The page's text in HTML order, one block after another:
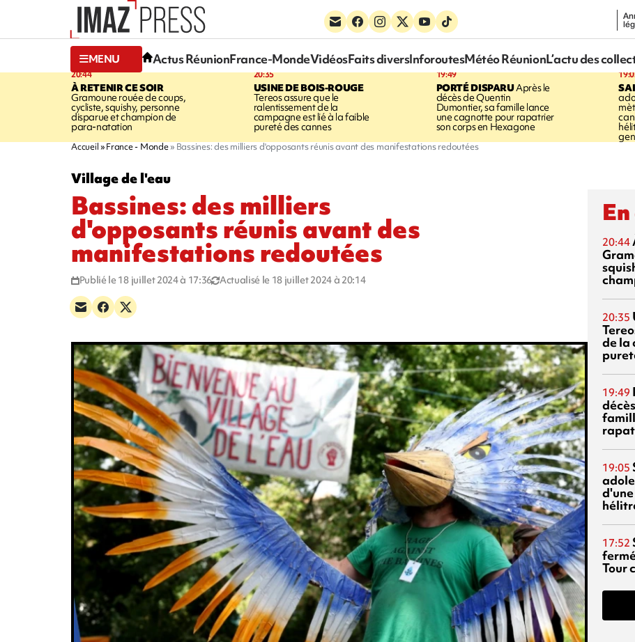
MENU Actus RéunionFrance-MondeVidéosFaits diversInforoutesMétéo RéunionL’actu des
20:44
À RETENIR CE SOIR
Gramoune rouée de coups,
cycliste, squishy, personne
disparue et champion de
para-natation
20:35
USINE DE BOIS-ROUGE
Tereos assure que le
ralentissement de la
campagne est lié à la faible
pureté des cannes
19:49
PORTÉ DISPARUAprès le
décès de Quentin
Dumontier, sa famille lance
une cagnotte pour rapatrier
son corps en Hexagone
Accueil France - Monde Bassines: des milliers d'opposants réunis avant des manifestations redoutées
Village de l'eau
Bassines: des milliers
d'opposants réunis avant des
manifestations redoutées
Publié le 18 juillet 2024 à 17:36 Actualisé le 18 juillet 2024 à 20:14
20:44
20:35
de la
19:49
19:05
17:52
Tour